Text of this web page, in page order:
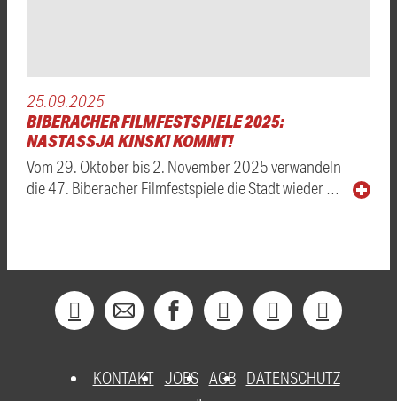
25.09.2025
BIBERACHER FILMFESTSPIELE 2025:
NASTASSJA KINSKI KOMMT!
Vom 29. Oktober bis 2. November 2025 verwandeln
die 47. Biberacher Filmfestspiele die Stadt wieder …
KONTAKT JOBS AGB DATENSCHUTZ